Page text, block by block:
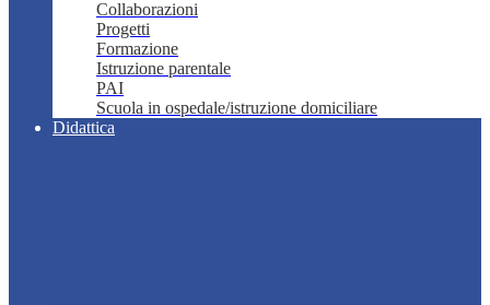
Collaborazioni
Progetti
Formazione
Istruzione parentale
PAI
Scuola in ospedale/istruzione domiciliare
Didattica